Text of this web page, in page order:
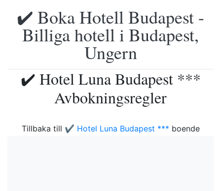
✔️ Boka Hotell Budapest -
Billiga hotell i Budapest,
Ungern
✔️ Hotel Luna Budapest ***
Avbokningsregler
Tillbaka till ✔️ Hotel Luna Budapest *** boende